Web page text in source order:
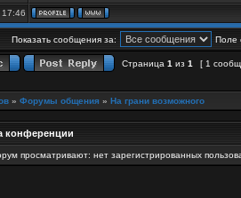
17:46
Показать сообщения за: Поле
Страница 1 из 1 [ 1
» Форумы общения » На грани возможного
конференции
просматривают: нет зарегистрированных